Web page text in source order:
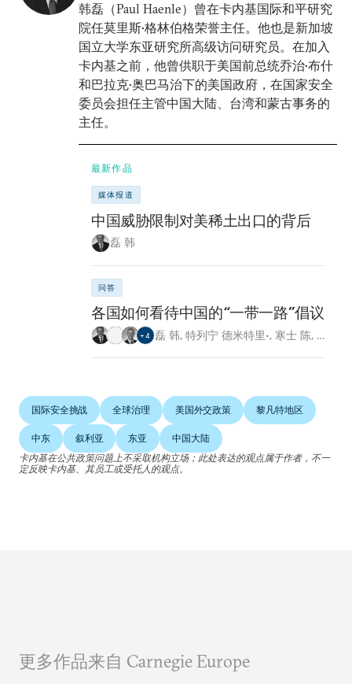
韩磊（Paul Haenle）曾在卡内基国际和平研究
院任莫里斯•格林伯格荣誉主任。他也是新加坡
国立大学东亚研究所高级访问研究员。在加入
卡内基之前，他曾供职于美国前总统乔治•布什
和巴拉克•奥巴马治下的美国政府，在国家安全
委员会担任主管中国大陆、台湾和蒙古事务的
主任。
最新作品
媒体报道
中国威胁限制对美稀土出口的背后
磊 韩
问答
各国如何看待中国的“一带一路”倡议
+4 磊 韩, 特列宁 德米特里•, 寒士 陈, …
国际安全挑战 全球治理 美国外交政策 黎凡特地区
中东 叙利亚 东亚
中国大陆
卡内基在公共政策问题上不采取机构立场；此处表达的观点属于作者，不一
定反映卡内基、其员工或受托人的观点。
更多作品来自 Carnegie Europe